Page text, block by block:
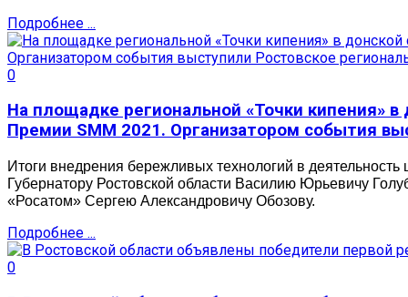
Подробнее ...
0
На площадке региональной «Точки кипения»
Премии SMM 2021. Организатором события
Итоги внедрения бережливых технологий в
Губернатору Ростовской области Василию Юрьевичу
«Росатом» Сергею Александровичу Обозову.
Подробнее ...
0